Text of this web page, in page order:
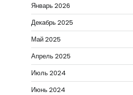
Январь 2026
Декабрь 2025
Май 2025
Апрель 2025
Июль 2024
Июнь 2024